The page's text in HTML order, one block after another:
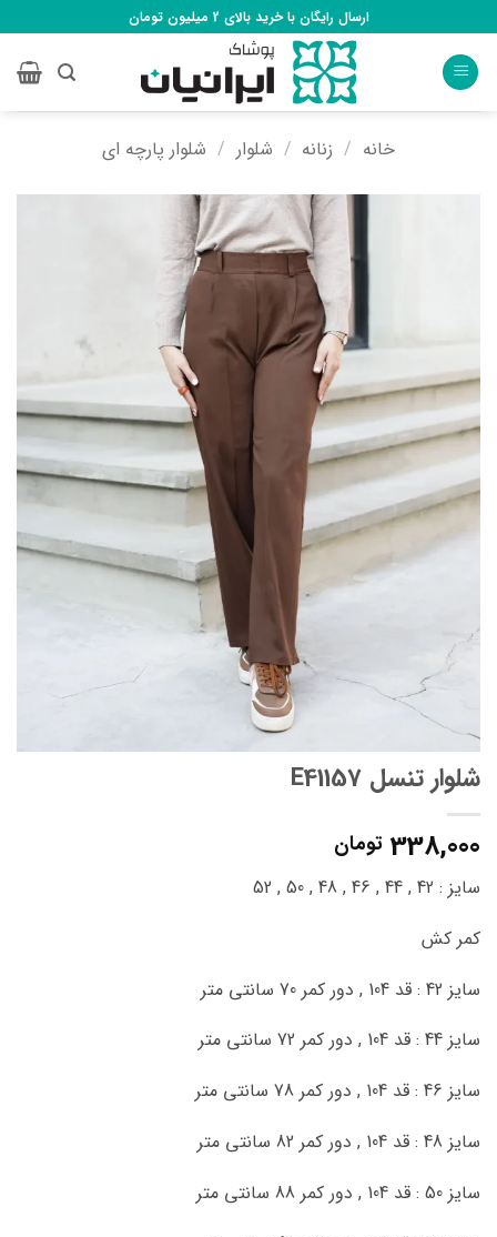
to
content
ارسال رایگان با خرید بالای 2 میلیون تومان
خانه / زنانه / شلوار / شلوار پارچه ای
شلوار تنسل E41157
338,000 تومان
سایز : 42 , 44 , 46 , 48 , 50 , 52
کمر کش
سایز 42 : قد 104 , دور کمر 70 سانتی متر
سایز 44 : قد 104 , دور کمر 72 سانتی متر
سایز 46 : قد 104 , دور کمر 78 سانتی متر
سایز 48 : قد 104 , دور کمر 82 سانتی متر
سایز 50 : قد 104 , دور کمر 88 سانتی متر